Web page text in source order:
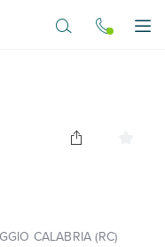
CALABRIA (RC)